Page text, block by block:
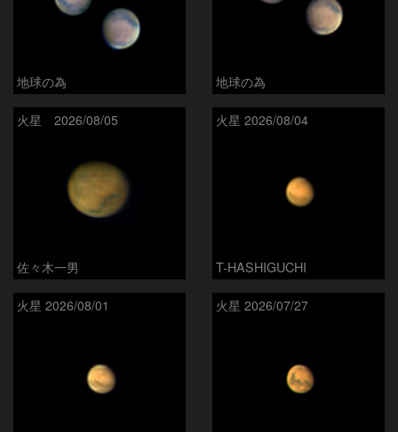
地球の為 地球の為
火星 2026/08/05
佐々木一男
火星 2026/08/04
T-HASHIGUCHI
火星 2026/08/01 火星 2026/07/27